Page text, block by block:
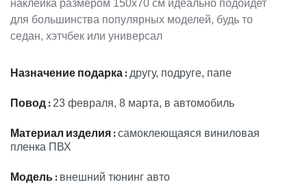
наклейка размером 150х70 см идеально подойдет
для большинства популярных моделей, будь то
седан, хэтчбек или универсал
Назначение подарка : другу, подруге, папе
Повод : 23 февраля, 8 марта, в автомобиль
Материал изделия :самоклеющаяся виниловая
пленка ПВХ
Модель : внешний тюнинг авто